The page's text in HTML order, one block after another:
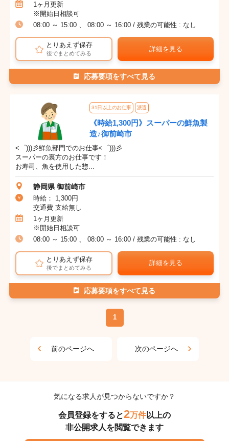
1ヶ月更新
※開始日相談可
08:00 ～ 15:00 、 08:00 ～ 16:00 / 残業の可能性 : なし
とりあえず保存
後でまとめてみる
詳細を見る
応募要項をすべて見る
31日以上のお仕事 派遣
《時給1,300円》スーパーの鮮魚製
造♪御前崎市
<゜)))彡鮮魚部門でのお仕事<゜)))彡
スーパーの裏方のお仕事です！
お寿司、魚を使用した惣...
静岡県 御前崎市
時給： 1,300円
交通費 支給無し
1ヶ月更新
※開始日相談可
08:00 ～ 15:00 、 08:00 ～ 16:00 / 残業の可能性 : なし
とりあえず保存
後でまとめてみる
詳細を見る
応募要項をすべて見る
1
前のページへ 次のページへ
気になる求人が見つからないですか？
会員登録をすると2万件以上の
非公開求人を閲覧できます